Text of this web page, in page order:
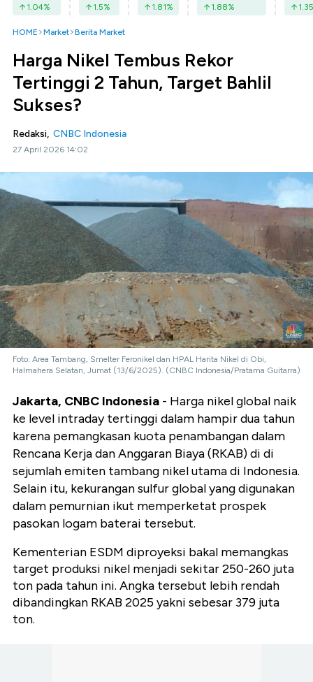
1.04% 1.5% 1.81% 1.88% 1.35
HOME Market Berita Market
Harga Nikel Tembus Rekor
Tertinggi 2 Tahun, Target Bahlil
Sukses?
Redaksi, CNBC Indonesia
27 April 2026 14:02
Foto: Area Tambang, Smelter Feronikel dan HPAL Harita Nikel di Obi,
Halmahera Selatan, Jumat (13/6/2025). (CNBC Indonesia/Pratama Guitarra)
Jakarta, CNBC Indonesia - Harga nikel global naik
ke level intraday tertinggi dalam hampir dua tahun
karena pemangkasan kuota penambangandalam
Rencana Kerja dan Anggaran Biaya (RKAB)di di
sejumlah emiten tambang nikel utama di Indonesia.
Selain itu, kekurangan sulfur global yang digunakan
dalam pemurnian ikut memperketat prospek
pasokan logam baterai tersebut.
Kementerian ESDM diproyeksi bakal memangkas
target produksi nikel menjadi sekitar 250-260 juta
ton pada tahun ini. Angka tersebut lebih rendah
dibandingkan RKAB 2025 yakni sebesar 379 juta
ton.